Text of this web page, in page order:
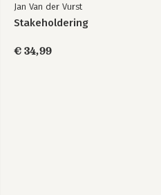
Jan Van der Vurst
Stakeholdering
€ 34,99